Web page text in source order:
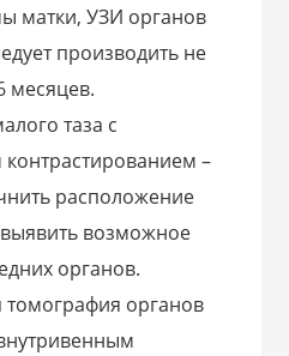
матки, УЗИ органов
производить не
месяцев.
таза с
–
расположение
выявить возможное
органов.
органов